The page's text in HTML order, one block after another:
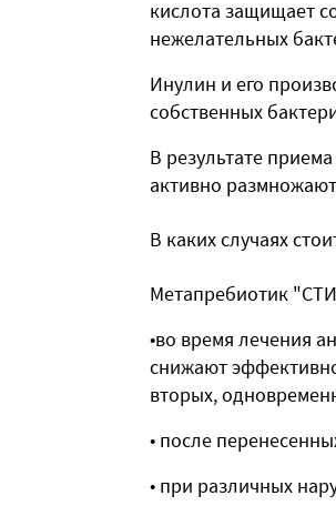
кислота защищает
нежелательных
Инулин и его
собственных
В результате
активно
В каких случаях
Метапребиотик
•во время лечения
снижают
вторых,
• после
• при различных